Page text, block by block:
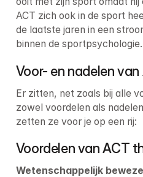
ACT zich ook in de sport
de laatste jaren in een
binnen de sportpsychologie.
Voor- en nadelen
Er zitten, net zoals bij alle
zowel voordelen als
zetten ze voor je op een rij:
Voordelen van ACT
Wetenschappelijk